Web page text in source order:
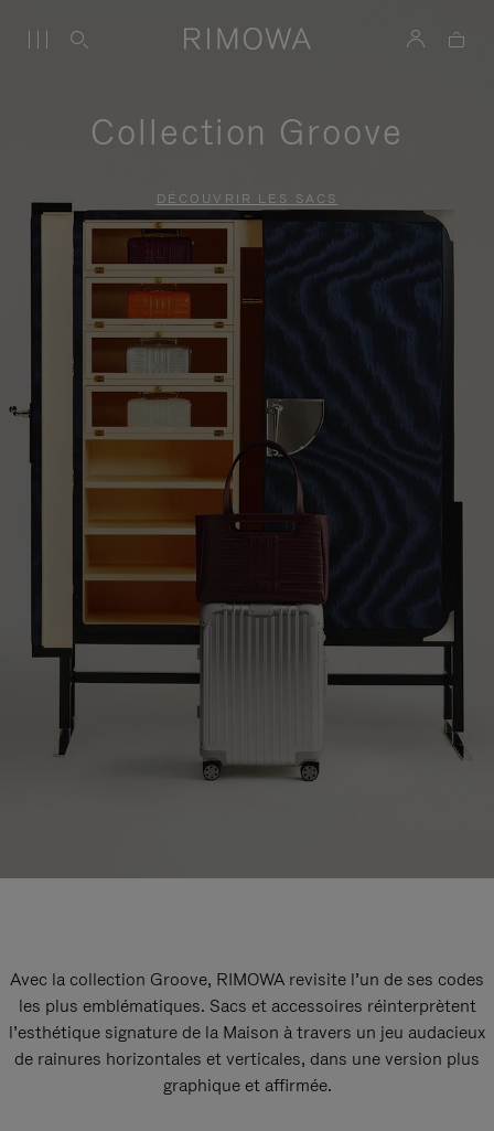
Collection Groove
DÉCOUVRIR LES SACS
Avec la collection Groove, RIMOWA revisite l’un de ses codes
les plus emblématiques. Sacs et accessoires réinterprètent
l’esthétique signature de la Maison à travers un jeu audacieux
de rainures horizontales et verticales, dans une version plus
graphique et affirmée.